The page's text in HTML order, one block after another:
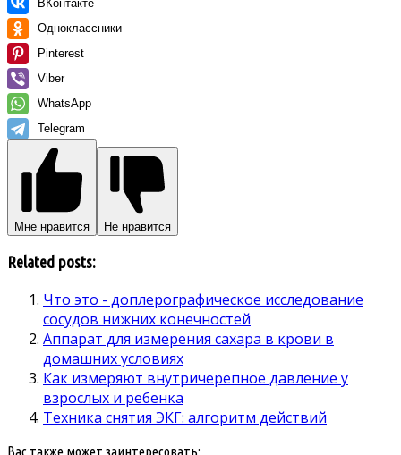
ВКонтакте
Одноклассники
Pinterest
Viber
WhatsApp
Telegram
Мне нравится Не нравится
Related posts:
Что это - доплерографическое исследование
сосудов нижних конечностей
Аппарат для измерения сахара в крови в
домашних условиях
Как измеряют внутричерепное давление у
взрослых и ребенка
Техника снятия ЭКГ: алгоритм действий
Вас также может заинтересовать: